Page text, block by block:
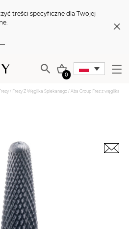
treści specyficzne dla Twojej
0
/ Frezy Z Węglika Spiekanego / Aba Group Frez z węglika